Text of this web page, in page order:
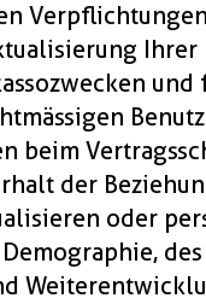
Ihrer
der
oder